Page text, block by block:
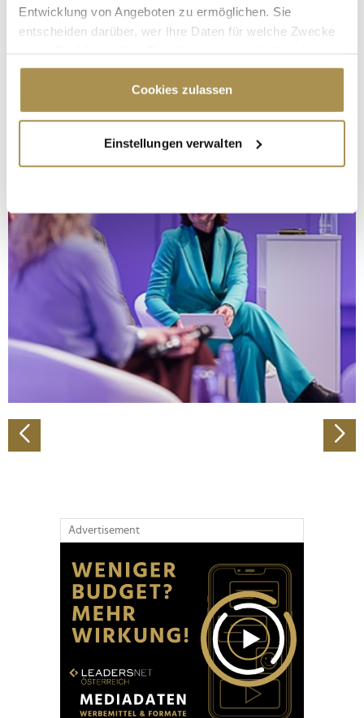
Entwicklung von Angeboten zu ermöglichen. Sie
entscheiden darüber, wer Ihre Daten für welche Zwecke
Cookie-Erklärung oder durch Klicken auf das Privacy
Trigger Symbol ändern oder widerrufen
Informationen über Ihre geografische Lage
erfassen, welche bis auf einige Meter genau sein
bestimmten Merkmalen (Fingerprinting) identifizieren
Erfahren Sie mehr darüber, wie Ihre persönlichen Daten
verarbeitet werden, und legen Sie Ihre Präferenzen im
Abschnitt Einzelheitenfest.
Wir verwenden Cookies, um Inhalte und Anzeigen zu
personalisieren, Funktionen für soziale Medien anbieten
zu können und die Zugriffe auf unsere Website zu
analysieren. Außerdem geben wir Informationen zu Ihrer
Verwendung unserer Website an unsere Partner für
soziale Medien, Werbung und Analysen weiter. Unsere
Partner führen diese Informationen möglicherweise mit
Cookies zulassen
Einstellungen verwalten
Advertisement